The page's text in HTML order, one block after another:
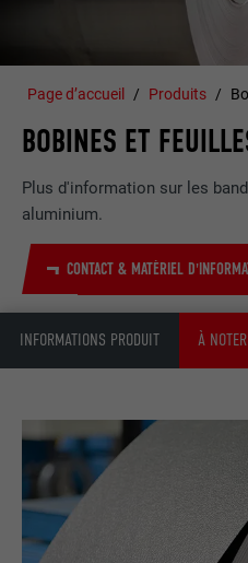
Page d’accueil Produits
BOBINES ET
Plus d'information sur les
aluminium.
CONTACT & MATÉRIEL
INFORMATIONS PRODUIT À NOTER